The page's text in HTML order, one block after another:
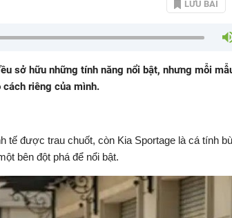
LƯU BÀI
sở hữu những tính năng nổi bật, nhưng mỗi
riêng của mình.
tế được trau chuốt, còn Kia Sportage là cá tính
bên đột phá để nổi bật.